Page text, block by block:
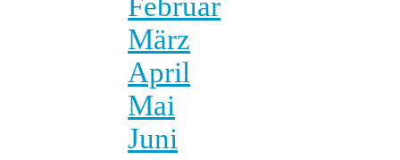
März
April
Mai
Juni